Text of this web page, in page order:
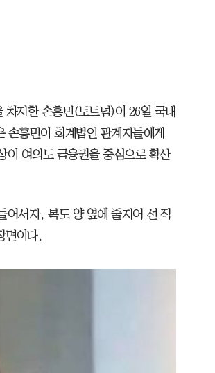
지한 손흥민(토트넘)이 26일 국내
흥민이 회계법인 관계자들에게
이 여의도 금융권을 중심으로 확산
어서자, 복도 양 옆에 줄지어 선 직
면이다.